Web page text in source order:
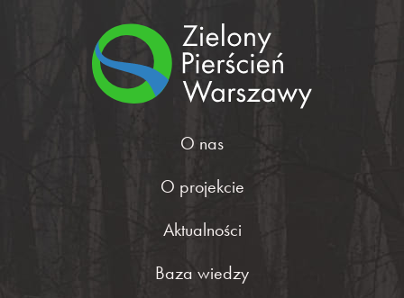
O nas
O projekcie
Aktualności
Baza wiedzy